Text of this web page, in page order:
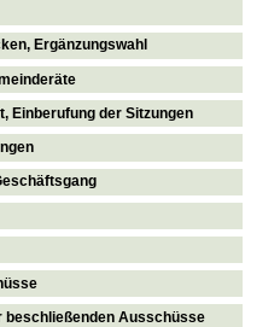
Ergänzungswahl
Einberufung der Sitzungen
beschließenden Ausschüsse